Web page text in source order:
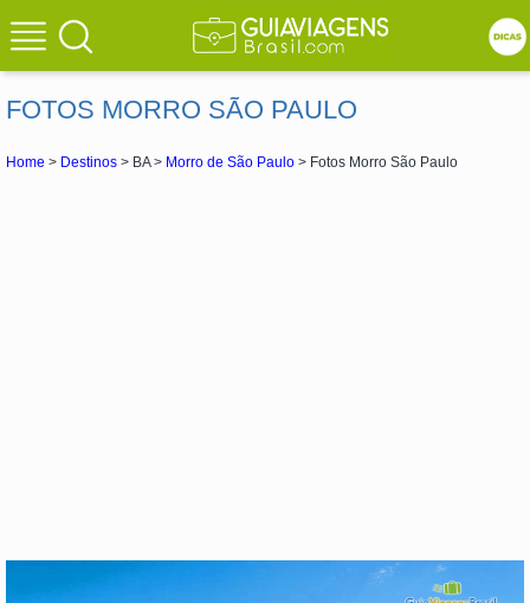
FOTOS MORRO SÃO PAULO
Home > Destinos > BA > Morro de São Paulo > Fotos Morro São Paulo